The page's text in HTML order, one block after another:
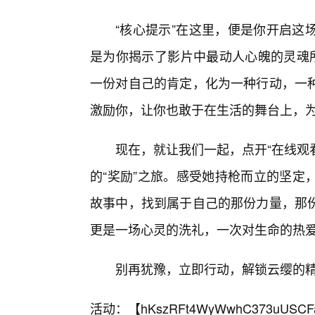
“核心提示”在这里，便是你开启
是为你揭示了影片中最动人心魄的灵
一份对自己的肯定，化为一种行动，
激励你，让你也敢于在生活的舞台上，
现在，就让我们一起，点开“在线
的“奖励”之旅。感受她持枪而立的坚
故事中，找到属于自己的那份力量，
更是一场心灵的洗礼，一次对生命的热
别再犹豫，立即行动，解锁云缨的
活动：【